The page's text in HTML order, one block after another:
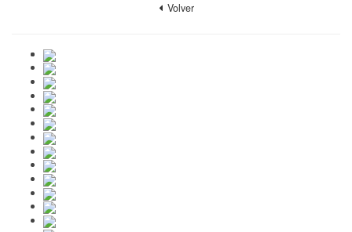
Volver